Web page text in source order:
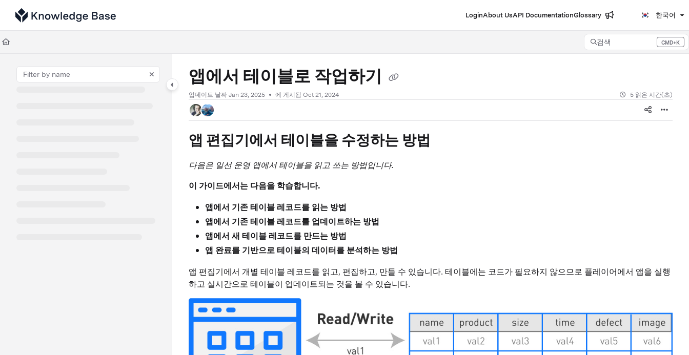
Documentation Index
Fetch the complete documentation index at:
Use this file to discover all available pages before exploring further.
LoginAbout UsAPI DocumentationGlossary 한국어
검색 CMD+K
Press CMD+K to open search
앱에서 테이블로 작업하기
업데이트 날짜 Jan 23, 2025 에 게시됨 Oct 21, 2024 5 읽은 시간(초)
앱 편집기에서 테이블을 수정하는 방법
다음은 일선 운영 앱에서 테이블을 읽고 쓰는 방법입니다.
이 가이드에서는 다음을 학습합니다.
앱에서 기존 테이블 레코드를 읽는 방법
앱에서 기존 테이블 레코드를 업데이트하는 방법
앱에서 새 테이블 레코드를 만드는 방법
앱 완료를 기반으로 테이블의 데이터를 분석하는 방법
앱 편집기에서 개별 테이블 레코드를 읽고, 편집하고, 만들 수 있습니다. 테이블에는 코드가 필요하지 않으므로 플레이어에서 앱을 실행
하고 실시간으로 테이블이 업데이트되는 것을 볼 수 있습니다.